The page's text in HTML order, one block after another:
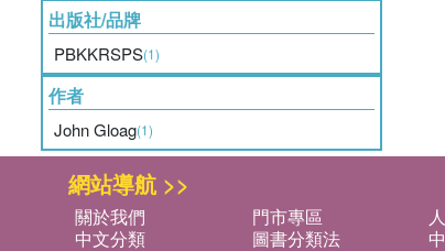
出版社/品牌
PBKKRSPS(1)
作者
John Gloag(1)
網站導航 >>
關於我們 門市專區
中文分類
圖書分類法